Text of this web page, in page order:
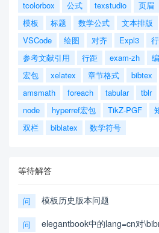
tcolorbox
公式 texstudio 页眉
模板
标题 数学公式 文本排版
VSCode
绘图 对齐 Expl3
参考文献引用
行距 exam-zh
宏包
xelatex 章节格式 bibtex
amsmath
foreach tabular tblr
node
hyperref宏包 TikZ-PGF
双栏
biblatex 数学符号
等待解答
问 模板历史版本问题
问 elegantbook中的lang=cn对